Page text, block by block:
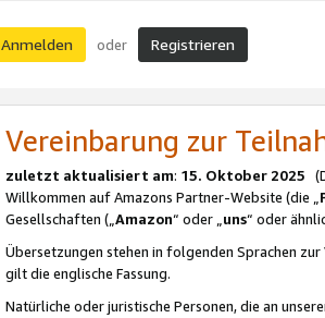
Anmelden oder Registrieren
Vereinbarung zur
zuletzt aktualisiert am: 15. Oktober 2025
Willkommen auf Amazons Partner-Website (die „
Gesellschaften („Amazon“ oder „uns“ oder
Übersetzungen stehen in folgenden Sprachen zur
gilt die englische Fassung.
Natürliche oder juristische Personen, die an